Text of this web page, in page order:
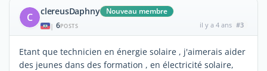
C clereusDaphny Nouveau membre
| 6POSTS il y a 4 ans #3
Etant que technicien en énergie solaire , j'aimerais aider
des jeunes dans des formation , en électricité solaire,